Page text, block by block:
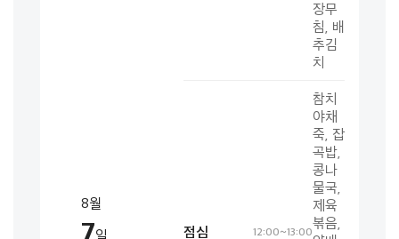
8월
7일
장무
침, 배
추김
치
점심 12:00~13:00
참치
야채
죽, 잡
곡밥,
콩나
물국,
제육
볶음,